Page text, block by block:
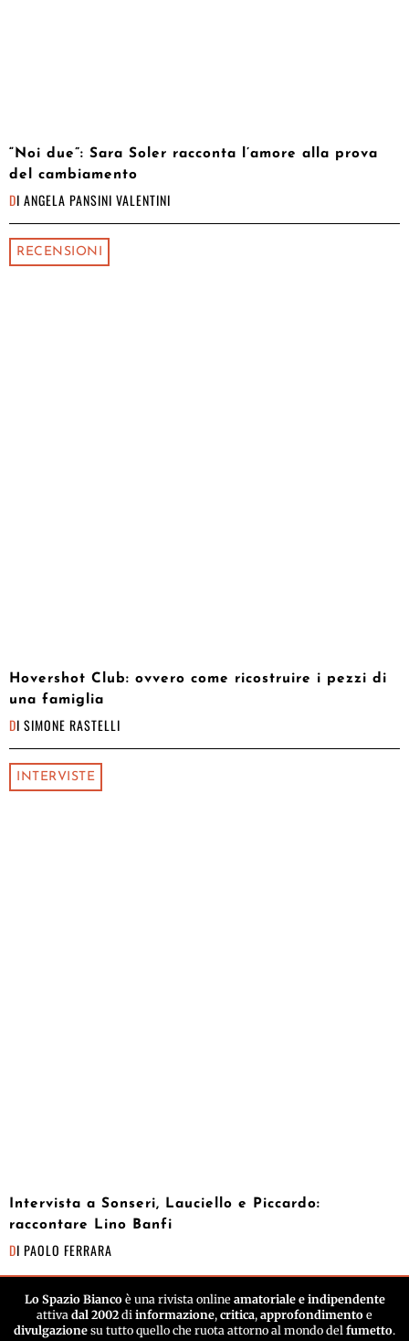
“Noi due”: Sara Soler racconta l’amore alla prova
del cambiamento
DI ANGELA PANSINI VALENTINI
RECENSIONI
Hovershot Club: ovvero come ricostruire i pezzi di
una famiglia
DI SIMONE RASTELLI
INTERVISTE
Intervista a Sonseri, Lauciello e Piccardo:
raccontare Lino Banfi
DI PAOLO FERRARA
Lo Spazio Biancoè una rivista online amatoriale e indipendente
attiva dal 2002 di informazione, critica, approfondimento e
divulgazione su tutto quello che ruota attorno al mondo del fumetto.